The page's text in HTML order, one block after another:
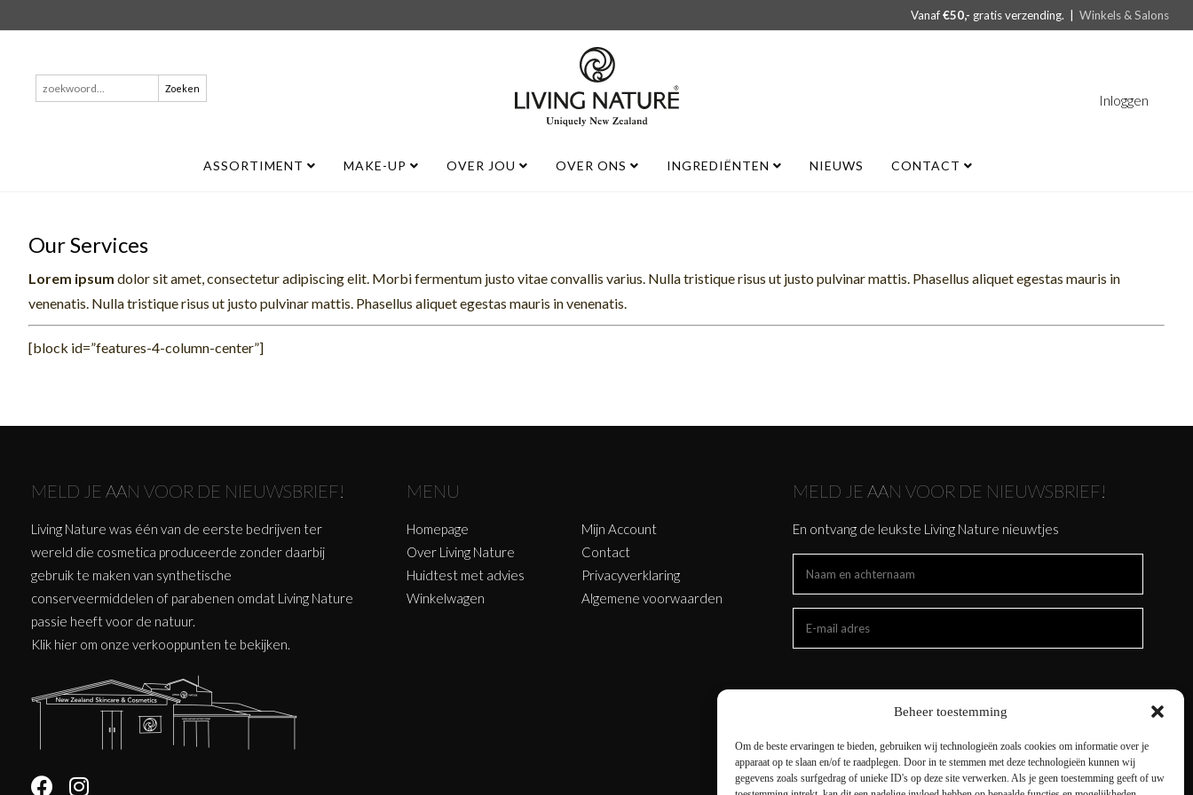
Beheer toestemming
Om de beste ervaringen te bieden, gebruiken wij technologieën zoals cookies om informatie over je
apparaat op te slaan en/of te raadplegen. Door in te stemmen met deze technologieën kunnen wij
gegevens zoals surfgedrag of unieke ID's op deze site verwerken. Als je geen toestemming geeft of uw
Vanaf€50,- gratis verzending. |Winkels & Salons
Inloggen
Zoeken
naar:
ASSORTIMENT MAKE-UP OVER JOU OVER ONS INGREDIËNTEN NIEUWS CONTACT
Our Services
Lorem ipsum dolor sit amet, consectetur adipiscing elit. Morbi fermentum justo vitae convallis varius. Nulla tristique risus ut justo pulvinar mattis. Phasellus aliquet egestas mauris in
venenatis. Nulla tristique risus ut justo pulvinar mattis. Phasellus aliquet egestas mauris in venenatis.
[block id=”features-4-column-center”]
MELD JE AAN VOOR DE NIEUWSBRIEF!
Living Nature was één van de eerste bedrijven ter
wereld die cosmetica produceerde zonder daarbij
gebruik te maken van synthetische
conserveermiddelen of parabenen omdat Living Nature
passie heeft voor de natuur.
Klik hier om onze verkooppunten te bekijken.
MENU
Homepage
Over Living Nature
Huidtest met advies
Winkelwagen
Mijn Account
Contact
Privacyverklaring
Algemene voorwaarden
MELD JE AAN VOOR DE NIEUWSBRIEF!
En ontvang de leukste Living Nature nieuwtjes